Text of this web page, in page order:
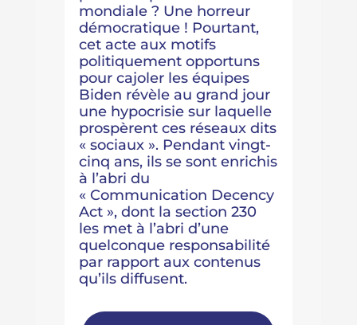
mondiale ? Une horreur
démocratique ! Pourtant,
cet acte aux motifs
politiquement opportuns
pour cajoler les équipes
Biden révèle au grand jour
une hypocrisie sur laquelle
prospèrent ces réseaux dits
« sociaux ». Pendant vingt-
cinq ans, ils se sont enrichis
à l’abri du
« Communication Decency
Act », dont la section 230
les met à l’abri d’une
quelconque responsabilité
par rapport aux contenus
qu’ils diffusent.